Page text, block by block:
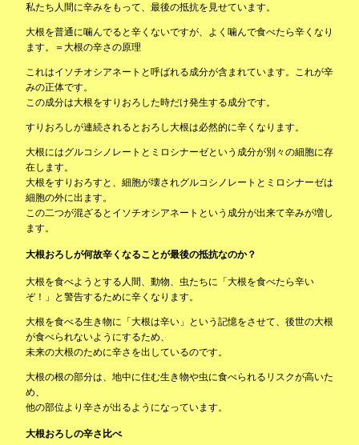
私たち人間に辛みをもって、最後の抵抗を見せています。
大根を普通に噛んでると辛くないですが、よく噛んで食べたら辛くなり
ます。＝大根の辛さの原理
これはイソチオシアネートと呼ばれる成分が含まれています。これが辛
みの正体です。
この成分は大根をすりおろした時だけ発生する成分です。
すりおろしが連続されるとおろし大根は必然的に辛くなります。
大根にはグルコシノレートとミロシナーゼという成分が別々の細胞に存
在します。
大根をすりおろすと、細胞が壊されグルコシノレートとミロシナーゼは
細胞の外に出ます。
この二つが混ざるとイソチオシアネートという成分が出来て辛みが増し
ます。
大根おろしが何故辛くなることが最後の抵抗なのか？
大根を食べようとする人間、動物、虫たちに「大根を食べたら辛い
ぞ！」と警告するために辛くなります。
大根を食べる生き物に「大根は辛い」という記憶をさせて、後世の大根
が食べられないようにするため、
未来の大根のために辛さを出しているのです。
大根の根の部分は、地中に住む生き物や虫に食べられるリスクが高いた
め、
他の部位より辛さが出るようになっています。
大根おろしの辛さ比べ